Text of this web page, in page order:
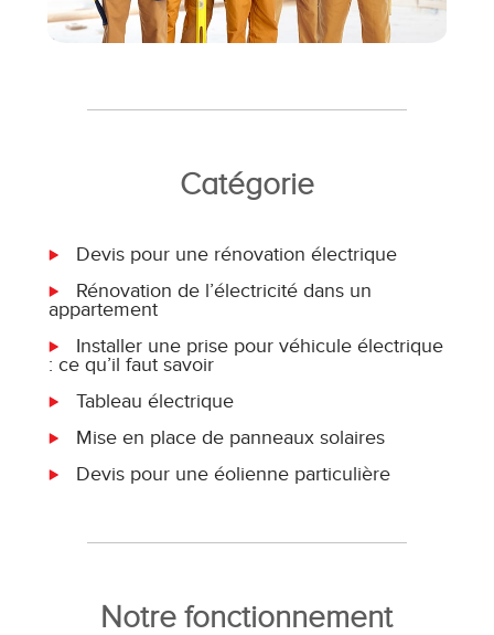
Catégorie
Devis pour une rénovation électrique
Rénovation de l’électricité dans un
appartement
Installer une prise pour véhicule électrique
: ce qu’il faut savoir
Tableau électrique
Mise en place de panneaux solaires
Devis pour une éolienne particulière
Notre fonctionnement